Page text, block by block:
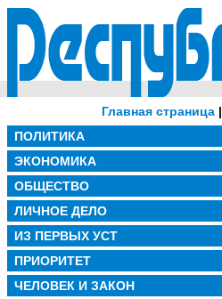
Главная страница|
ПОЛИТИКА
ЭКОНОМИКА
ОБЩЕСТВО
ЛИЧНОЕ ДЕЛО
ИЗ ПЕРВЫХ УСТ
ПРИОРИТЕТ
ЧЕЛОВЕК И ЗАКОН